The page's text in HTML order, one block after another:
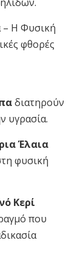
– Η Φυσική
φθορές
διατηρούν
υγρασία.
Έλαια
φυσική
Κερί
που